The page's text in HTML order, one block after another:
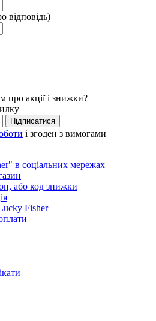
відповідь)
про акції і знижки?
Підписатися
і згоден з вимогами
в соціальних мережах
або код знижки
Fisher